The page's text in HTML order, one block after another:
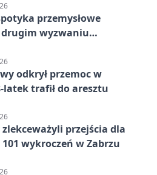
przemysłowe
drugim wyzwaniu
odkrył przemoc w
latek trafił do aresztu
przejścia dla
wykroczeń w Zabrzu